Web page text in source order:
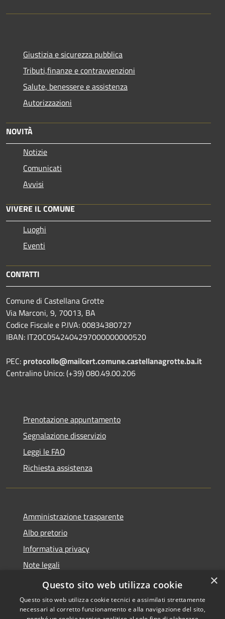
Giustizia e sicurezza pubblica
Tributi,finanze e contravvenzioni
Salute, benessere e assistenza
Autorizzazioni
NOVITÀ
Notizie
Comunicati
Avvisi
VIVERE IL COMUNE
Luoghi
Eventi
CONTATTI
Comune di Castellana Grotte
Via Marconi, 9, 70013, BA
Codice Fiscale e P.IVA: 00834380727
IBAN: IT20C0542404297000000000520
PEC: protocollo@mailcert.comune.castellanagrotte.ba.it
Centralino Unico: (+39) 080.49.00.206
Prenotazione appuntamento
Segnalazione disservizio
Leggi le FAQ
Richiesta assistenza
Amministrazione trasparente
Albo pretorio
Informativa privacy
Note legali
Dichiarazione di accessibilità
×
Questo sito web utilizza cookie
Questo sito web utilizza cookie tecnici e assimilati strettamente
necessari al corretto funzionamento e alla navigazione del sito,